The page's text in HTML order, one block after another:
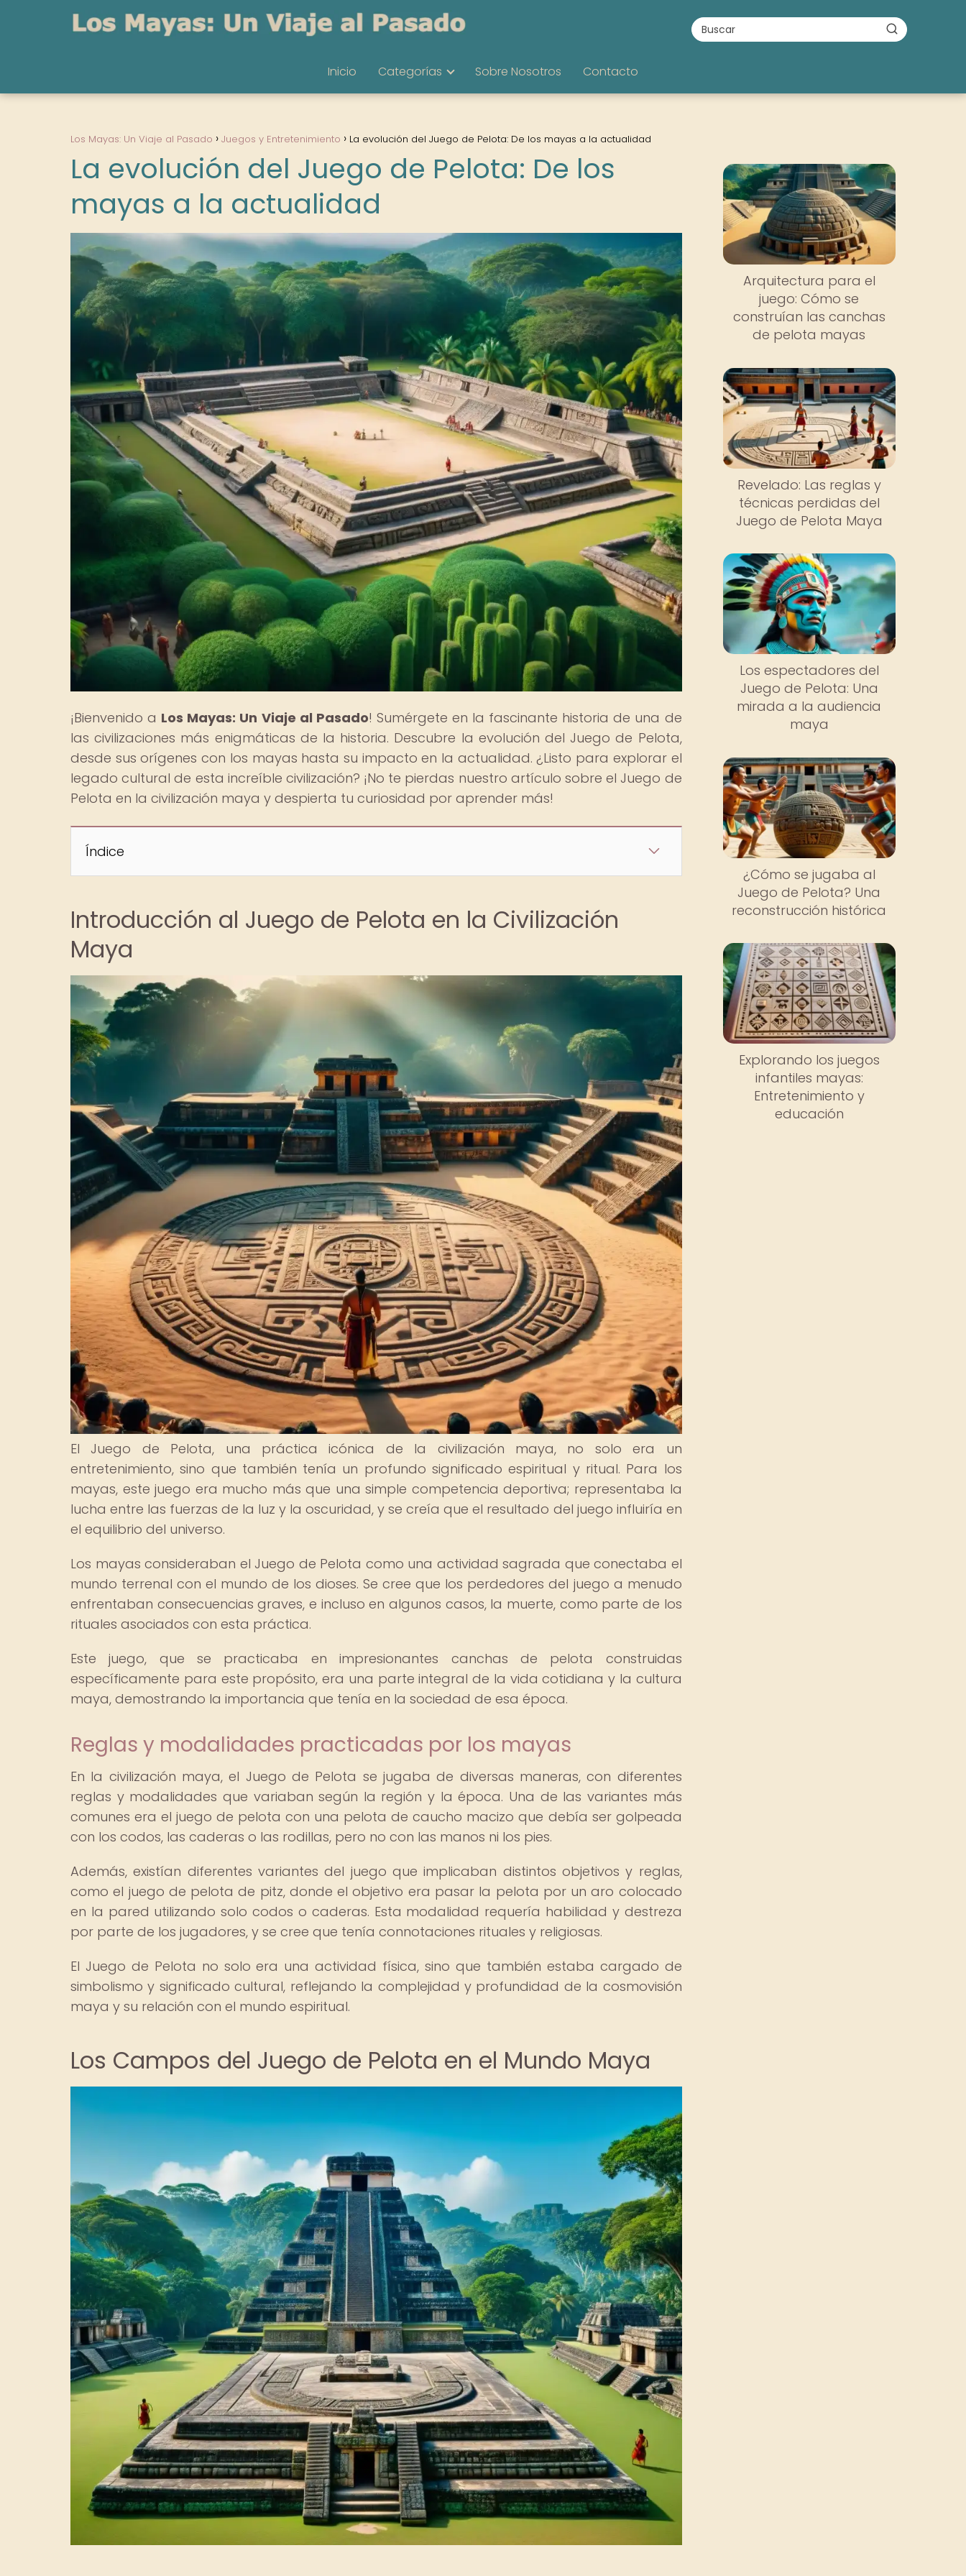
Inicio Categorías Sobre Nosotros Contacto
Los Mayas: Un Viaje al Pasado Juegos y Entretenimiento La evolución del Juego de Pelota: De los mayas a la actualidad
La evolución del Juego de Pelota: De los
mayas a la actualidad
¡Bienvenido a Los Mayas: Un Viaje al Pasado! Sumérgete en la fascinante historia de una de
las civilizaciones más enigmáticas de la historia. Descubre la evolución del Juego de Pelota,
desde sus orígenes con los mayas hasta su impacto en la actualidad. ¿Listo para explorar el
legado cultural de esta increíble civilización? ¡No te pierdas nuestro artículo sobre el Juego de
Pelota en la civilización maya y despierta tu curiosidad por aprender más!
Índice
Introducción al Juego de Pelota en la Civilización
Maya
El Juego de Pelota, una práctica icónica de la civilización maya, no solo era un
entretenimiento, sino que también tenía un profundo significado espiritual y ritual. Para los
mayas, este juego era mucho más que una simple competencia deportiva; representaba la
lucha entre las fuerzas de la luz y la oscuridad, y se creía que el resultado del juego influiría en
el equilibrio del universo.
Los mayas consideraban el Juego de Pelota como una actividad sagrada que conectaba el
mundo terrenal con el mundo de los dioses. Se cree que los perdedores del juego a menudo
enfrentaban consecuencias graves, e incluso en algunos casos, la muerte, como parte de los
rituales asociados con esta práctica.
Este juego, que se practicaba en impresionantes canchas de pelota construidas
específicamente para este propósito, era una parte integral de la vida cotidiana y la cultura
maya, demostrando la importancia que tenía en la sociedad de esa época.
Reglas y modalidades practicadas por los mayas
En la civilización maya, el Juego de Pelota se jugaba de diversas maneras, con diferentes
reglas y modalidades que variaban según la región y la época. Una de las variantes más
comunes era el juego de pelota con una pelota de caucho macizo que debía ser golpeada
con los codos, las caderas o las rodillas, pero no con las manos ni los pies.
Además, existían diferentes variantes del juego que implicaban distintos objetivos y reglas,
como el juego de pelota de pitz, donde el objetivo era pasar la pelota por un aro colocado
en la pared utilizando solo codos o caderas. Esta modalidad requería habilidad y destreza
por parte de los jugadores, y se cree que tenía connotaciones rituales y religiosas.
El Juego de Pelota no solo era una actividad física, sino que también estaba cargado de
simbolismo y significado cultural, reflejando la complejidad y profundidad de la cosmovisión
maya y su relación con el mundo espiritual.
Los Campos del Juego de Pelota en el Mundo Maya
Arquitectura para el
juego: Cómo se
construían las canchas
de pelota mayas
Revelado: Las reglas y
técnicas perdidas del
Juego de Pelota Maya
Los espectadores del
Juego de Pelota: Una
mirada a la audiencia
maya
¿Cómo se jugaba al
Juego de Pelota? Una
reconstrucción histórica
Explorando los juegos
infantiles mayas:
Entretenimiento y
educación